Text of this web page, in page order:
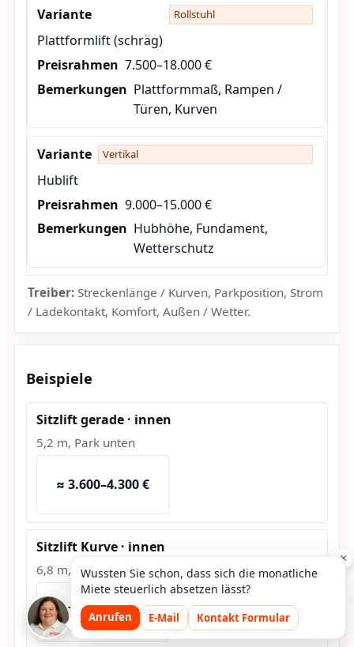
Rollstuhl
Plattformlift (schräg)
7.500–18.000 €
Plattformmaß, Rampen /
Türen, Kurven
Vertikal
Hublift
9.000–15.000 €
Hubhöhe, Fundament,
Wetterschutz
Treiber:Streckenlänge / Kurven, Parkposition, Strom
/ Ladekontakt, Komfort, Außen / Wetter.
Beispiele
Sitzlift gerade · innen
5,2 m, Park unten
≈ 3.600–4.300 €
Sitzlift Kurve · innen
6,8 m, 2 Kurven
≈ 7.500–9.200 €
×
Wussten Sie schon, dass sich die monatliche
Miete steuerlich absetzen lässt?
Anrufen E-Mail Kontakt Formular